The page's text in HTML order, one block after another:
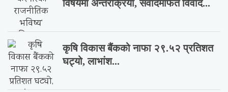
विषयमा अन्तरक्रिया, संवादमार्फत विवाद...
कृषि विकास बैंकको नाफा २९.५२ प्रतिशत
घट्यो, लाभांश...